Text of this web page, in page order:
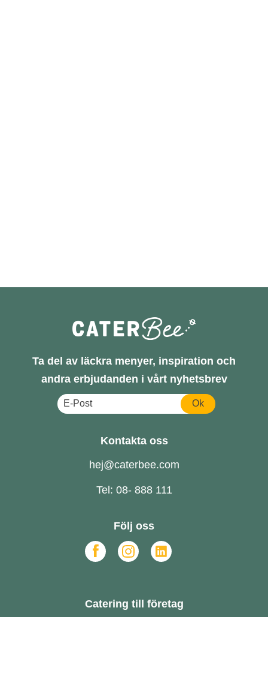
Ta del av läckra menyer, inspiration och
andra erbjudanden i vårt nyhetsbrev
Ok
Kontakta oss
hej@caterbee.com
Tel: 08- 888 111
Följ oss
Catering till företag
FAQ